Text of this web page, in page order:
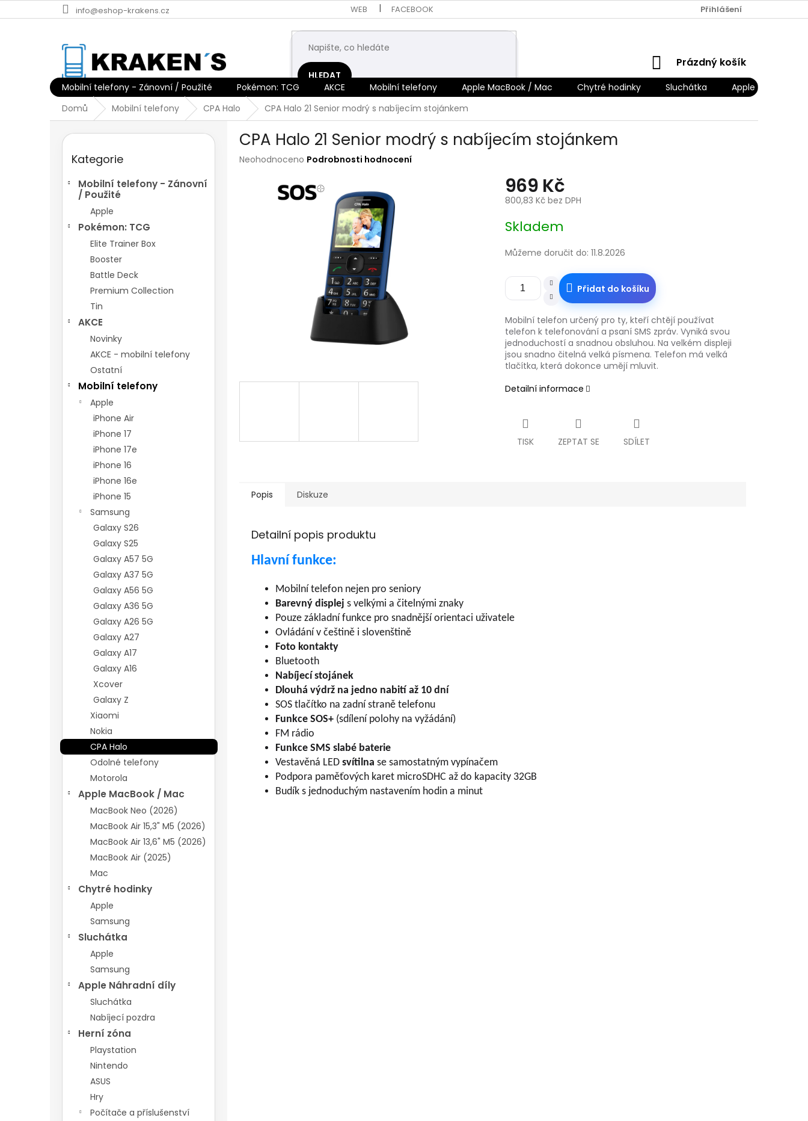
na
info@eshop-krakens.cz WEB FACEBOOK Přihlášení
HLEDAT
NÁKUPNÍ
KOŠÍK
Prázdný košík
Mobilní telefony - Zánovní / Použité Pokémon: TCG AKCE Mobilní telefony Apple MacBook / Mac Chytré hodinky Sluchátka
Apple Náhradní
Domů
Mobilní telefony CPA Halo CPA Halo 21 Senior modrý s nabíjecím stojánkem
kategorie
Kategorie
Mobilní telefony - Zánovní
/ Použité
Apple
Pokémon: TCG
Elite Trainer Box
Booster
Battle Deck
Premium Collection
Tin
AKCE
Novinky
AKCE - mobilní telefony
Ostatní
Mobilní telefony
Apple
iPhone Air
iPhone 17
iPhone 17e
iPhone 16
iPhone 16e
iPhone 15
Samsung
Galaxy S26
Galaxy S25
Galaxy A57 5G
Galaxy A37 5G
Galaxy A56 5G
Galaxy A36 5G
Galaxy A26 5G
Galaxy A27
Galaxy A17
Galaxy A16
Xcover
Galaxy Z
Xiaomi
Nokia
CPA Halo
Odolné telefony
Motorola
Apple MacBook / Mac
MacBook Neo (2026)
MacBook Air 15,3" M5 (2026)
MacBook Air 13,6" M5 (2026)
MacBook Air (2025)
Mac
Chytré hodinky
Apple
Samsung
Sluchátka
Apple
Samsung
Apple Náhradní díly
Sluchátka
Nabíjecí pozdra
Herní zóna
Playstation
Nintendo
ASUS
Hry
Počítače a příslušenství
CPA Halo 21 Senior modrý s nabíjecím stojánkem
Průměrné
Neohodnoceno Podrobnosti hodnocení
969 Kč
800,83 Kč bez DPH
cena:
Skladem
Můžeme doručit do: 11.8.2026
Přidat do košíku
Mobilní telefon určený pro ty, kteří chtějí používat
telefon k telefonování a psaní SMS zpráv. Vyniká svou
jednoduchostí a snadnou obsluhou. Na velkém displeji
jsou snadno čitelná velká písmena. Telefon má velká
tlačítka, která dokonce umějí mluvit.
Detailní informace
TISK ZEPTAT SE SDÍLET
Popis Diskuze
Detailní popis produktu
Hlavní funkce:
Mobilní telefon nejen pro seniory
Barevný displej s velkými a čitelnými znaky
Pouze základní funkce pro snadnější orientaci uživatele
Ovládání v češtině i slovenštině
Foto kontakty
Bluetooth
Nabíjecí stojánek
Dlouhá výdrž na jedno nabití až 10 dní
SOS tlačítko na zadní straně telefonu
Funkce SOS+ (sdílení polohy na vyžádání)
FM rádio
Funkce SMS slabé baterie
Vestavěná LED svítilna se samostatným vypínačem
Podpora paměťových karet microSDHC až do kapacity 32GB
Budík s jednoduchým nastavením hodin a minut